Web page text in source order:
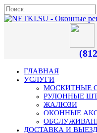
ГЛАВНАЯ
УСЛУГИ
МОСКИТНЫЕ
РУЛОННЫЕ
ЖАЛЮЗИ
ОКОННЫЕ
ДОСТАВКА И